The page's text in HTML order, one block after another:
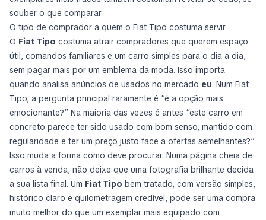
souber o que comparar.
O tipo de comprador a quem o Fiat Tipo costuma servir
O Fiat Tipo costuma atrair compradores que querem espaço
útil, comandos familiares e um carro simples para o dia a dia,
sem pagar mais por um emblema da moda. Isso importa
quando analisa anúncios de usados no mercado eu. Num Fiat
Tipo, a pergunta principal raramente é “é a opção mais
emocionante?” Na maioria das vezes é antes “este carro em
concreto parece ter sido usado com bom senso, mantido com
regularidade e ter um preço justo face a ofertas semelhantes?”
Isso muda a forma como deve procurar. Numa página cheia de
carros à venda, não deixe que uma fotografia brilhante decida
a sua lista final. Um Fiat Tipo bem tratado, com versão simples,
histórico claro e quilometragem credível, pode ser uma compra
muito melhor do que um exemplar mais equipado com